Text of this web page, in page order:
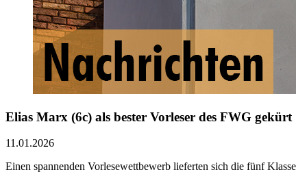
Elias Marx (6c) als bester Vorleser des FWG gekürt
11.01.2026
Einen spannenden Vorlesewettbewerb lieferten sich die fünf